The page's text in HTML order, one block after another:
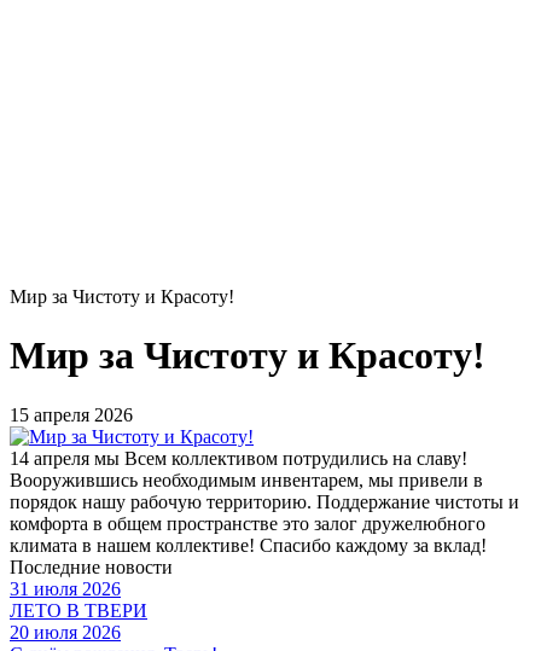
Мир за Чистоту и Красоту!
Мир за Чистоту и Красоту!
15 апреля 2026
14 апреля мы Всем коллективом потрудились на славу!
Вооружившись необходимым инвентарем, мы привели в
порядок нашу рабочую территорию. Поддержание чистоты и
комфорта в общем пространстве это залог дружелюбного
климата в нашем коллективе! Спасибо каждому за вклад!
Последние новости
31 июля 2026
ЛЕТО В ТВЕРИ
20 июля 2026